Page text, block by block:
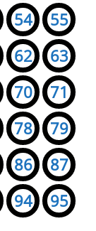
54
55
62
63
70
71
78
79
86
87
94
95